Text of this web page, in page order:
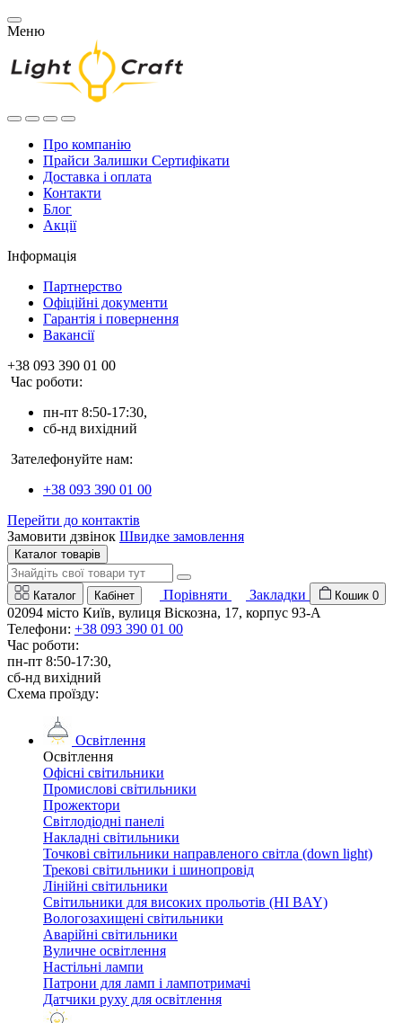
Меню
Про компанію
Прайси Залишки Сертифікати
Доставка і оплата
Контакти
Блог
Акції
Інформація
Партнерство
Офіційні документи
Гарантія і повернення
Вакансії
+38 093 390 01 00
Час роботи:
пн-пт 8:50-17:30,
сб-нд вихідний
Зателефонуйте нам:
+38 093 390 01 00
Перейти до контактів
Замовити дзвінок Швидке замовлення
Каталог товарів
Каталог Кабінет Порівняти Закладки Кошик 0
02094 місто Київ, вулиця Віскозна, 17, корпус 93-А
Телефони: +38 093 390 01 00
Час роботи:
пн-пт 8:50-17:30,
сб-нд вихідний
Схема проїзду:
Освітлення
Освітлення
Офісні світильники
Промислові світильники
Прожектори
Світлодіодні панелі
Накладні світильники
Точкові світильники направленого світла (down light)
Трекові світильники і шинопровід
Лінійні світильники
Світильники для високих прольотів (HI BAY)
Вологозахищені світильники
Аварійні світильники
Вуличне освітлення
Настільні лампи
Патрони для ламп і лампотримачі
Датчики руху для освітлення